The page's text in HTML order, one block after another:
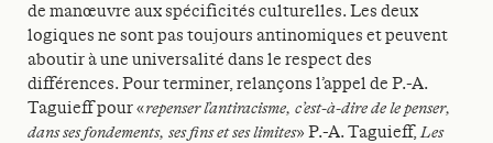
de manœuvre aux spécificités culturelles. Les deux
logiques ne sont pas toujours antinomiques et peuvent
aboutir à une universalité dans le respect des
différences. Pour terminer, relançons l’appel de P.-A.
Taguieff pour «repenser l’antiracisme, c’est-à-dire de le penser,
dans ses fondements, ses fins et ses limites» P.-A. Taguieff,Les